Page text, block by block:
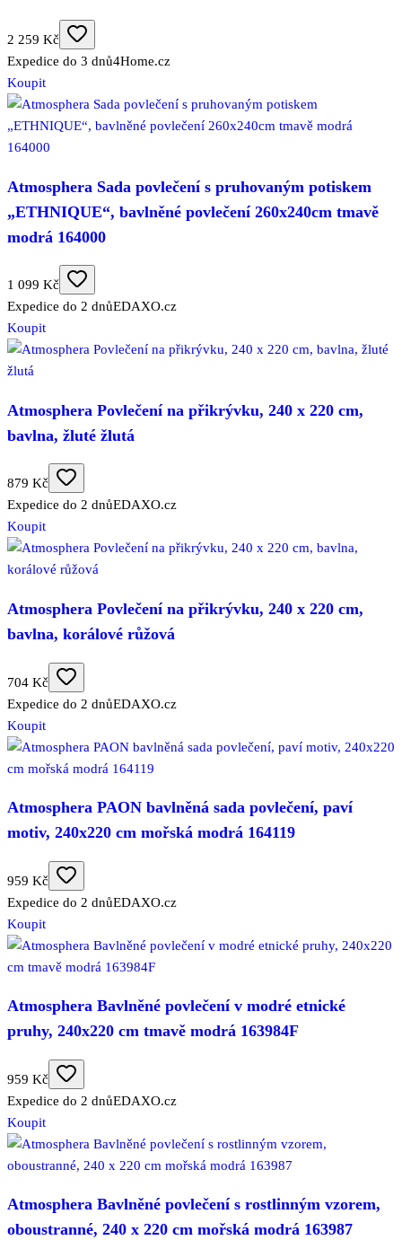
2 259 Kč
Expedice do 3 dnů4Home.cz
Koupit
Atmosphera Sada povlečení s pruhovaným potiskem
„ETHNIQUE“, bavlněné povlečení 260x240cm tmavě
modrá 164000
1 099 Kč
Expedice do 2 dnůEDAXO.cz
Koupit
Atmosphera Povlečení na přikrývku, 240 x 220 cm,
bavlna, žluté žlutá
879 Kč
Expedice do 2 dnůEDAXO.cz
Koupit
Atmosphera Povlečení na přikrývku, 240 x 220 cm,
bavlna, korálové růžová
704 Kč
Expedice do 2 dnůEDAXO.cz
Koupit
Atmosphera PAON bavlněná sada povlečení, paví
motiv, 240x220 cm mořská modrá 164119
959 Kč
Expedice do 2 dnůEDAXO.cz
Koupit
Atmosphera Bavlněné povlečení v modré etnické
pruhy, 240x220 cm tmavě modrá 163984F
959 Kč
Expedice do 2 dnůEDAXO.cz
Koupit
Atmosphera Bavlněné povlečení s rostlinným vzorem,
oboustranné, 240 x 220 cm mořská modrá 163987